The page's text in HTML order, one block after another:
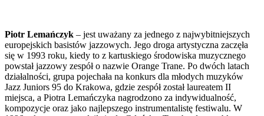
Piotr Lemańczyk – jest uważany za jednego z najwybitniejszych
europejskich basistów jazzowych. Jego droga artystyczna zaczęła
się w 1993 roku, kiedy to z kartuskiego środowiska muzycznego
powstał jazzowy zespół o nazwie Orange Trane. Po dwóch latach
działalności, grupa pojechała na konkurs dla młodych muzyków
Jazz Juniors 95 do Krakowa, gdzie zespół został laureatem II
miejsca, a Piotra Lemańczyka nagrodzono za indywidualność,
kompozycje oraz jako najlepszego instrumentalistę festiwalu. W